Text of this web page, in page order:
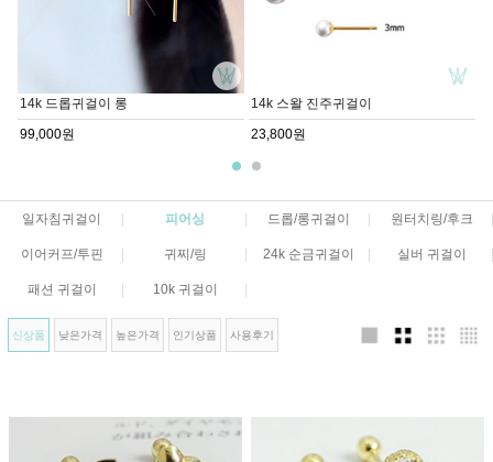
14k 드롭귀걸이 롱
99,000원
14k 스왈 진주귀걸이
23,800원
일자침귀걸이 피어싱 드롭/롱귀걸이 원터치링/후크
이어커프/투핀 귀찌/링 24k 순금귀걸이 실버 귀걸이
패션 귀걸이 10k 귀걸이
신상품 낮은가격 높은가격 인기상품 사용후기